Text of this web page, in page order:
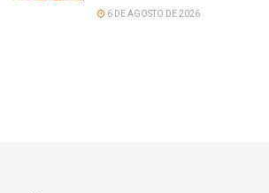
6 DE AGOSTO DE 2026